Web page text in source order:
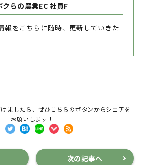
クらの農業EC 社員F
報をこちらに随時、更新していきた
ましたら、ぜひこちらのボタンからシェアを
お願いします！
次の記事へ